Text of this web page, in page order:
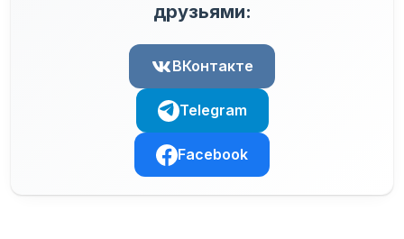
друзьями:
ВКонтакте
Telegram
Facebook